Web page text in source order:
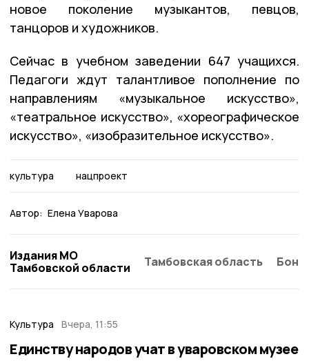
новое поколение музыкантов, певцов,
танцоров и художников.
Сейчас в учебном заведении 647 учащихся.
Педагоги ждут талантливое пополнение по
направлениям «музыкальное искусство»,
«театральное искусство», «хореографическое
искусство», «изобразительное искусство».
культура нацпроект
Автор: Елена Уварова
Издания МО
Тамбовской области
Тамбовская область
Культура Вчера, 11:55
Единству народов учат в уваровском музее